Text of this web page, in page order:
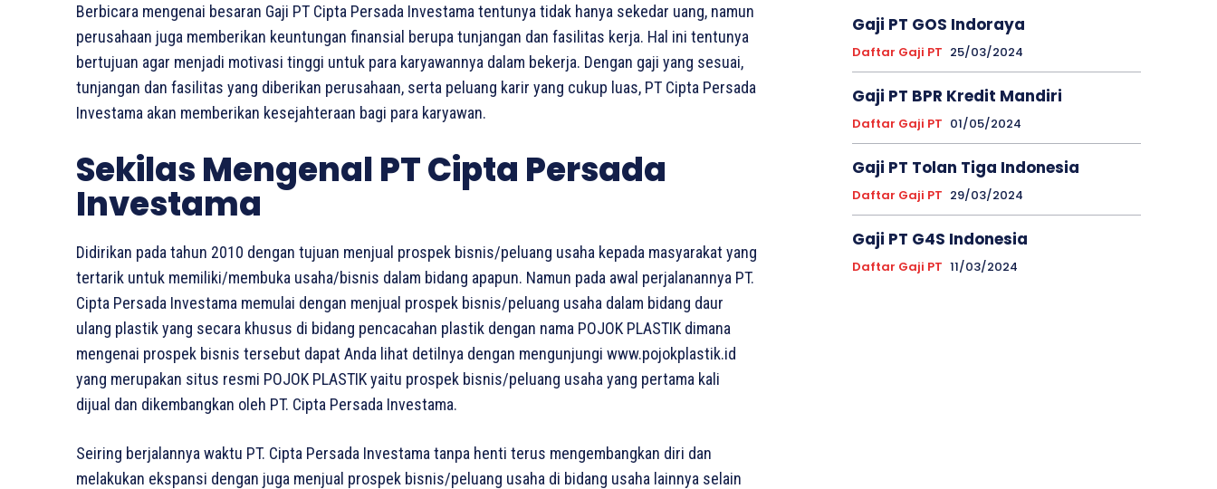
Berbicara mengenai besaran Gaji PT Cipta Persada Investama tentunya tidak hanya sekedar uang, namun
perusahaan juga memberikan keuntungan finansial berupa tunjangan dan fasilitas kerja. Hal ini tentunya
bertujuan agar menjadi motivasi tinggi untuk para karyawannya dalam bekerja. Dengan gaji yang sesuai,
tunjangan dan fasilitas yang diberikan perusahaan, serta peluang karir yang cukup luas, PT Cipta Persada
Investama akan memberikan kesejahteraan bagi para karyawan.
Sekilas Mengenal PT Cipta Persada
Investama
Didirikan pada tahun 2010 dengan tujuan menjual prospek bisnis/peluang usaha kepada masyarakat yang
tertarik untuk memiliki/membuka usaha/bisnis dalam bidang apapun. Namun pada awal perjalanannya PT.
Cipta Persada Investama memulai dengan menjual prospek bisnis/peluang usaha dalam bidang daur
ulang plastik yang secara khusus di bidang pencacahan plastik dengan nama POJOK PLASTIK dimana
mengenai prospek bisnis tersebut dapat Anda lihat detilnya dengan mengunjungi www.pojokplastik.id
yang merupakan situs resmi POJOK PLASTIK yaitu prospek bisnis/peluang usaha yang pertama kali
dijual dan dikembangkan oleh PT. Cipta Persada Investama.
Seiring berjalannya waktu PT. Cipta Persada Investama tanpa henti terus mengembangkan diri dan
melakukan ekspansi dengan juga menjual prospek bisnis/peluang usaha di bidang usaha lainnya selain
Gaji PT GOS Indoraya
Daftar Gaji PT 25/03/2024
Gaji PT BPR Kredit Mandiri
Daftar Gaji PT 01/05/2024
Gaji PT Tolan Tiga Indonesia
Daftar Gaji PT 29/03/2024
Gaji PT G4S Indonesia
Daftar Gaji PT 11/03/2024